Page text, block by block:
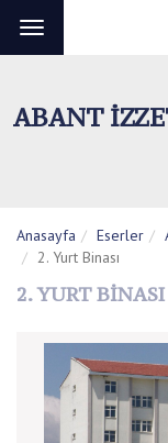
Toggle
navigation
ABANT
Anasayfa Eserler
2. Yurt Binası
2. YURT BINASI